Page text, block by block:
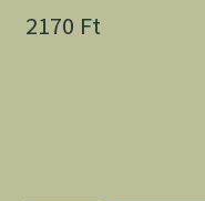
2170 Ft